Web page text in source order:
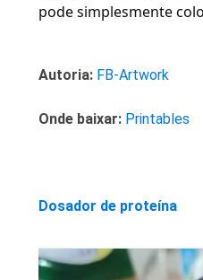
pode simplesmente
Autoria: FB-Artwork
Onde baixar: Printables
Dosador de proteína